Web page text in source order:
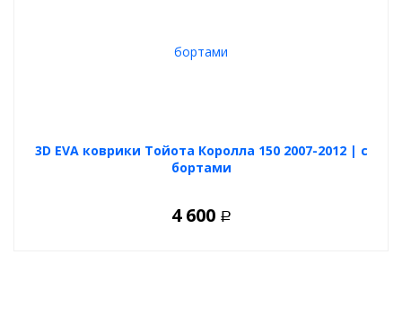
3D EVA коврики Тойота Королла 150 2007-2012 | с
бортами
4 600 Р